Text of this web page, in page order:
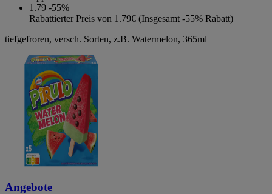
1.79 -55%
Rabattierter Preis von 1.79€ (Insgesamt -55% Rabatt)
tiefgefroren, versch. Sorten, z.B. Watermelon, 365ml
Angebote